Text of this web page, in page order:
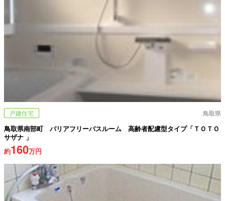
戸建住宅 鳥取県
鳥取県南部町 バリアフリーバスルーム 高齢者配慮型タイプ「ＴＯＴＯ
サザナ 」
約160万円